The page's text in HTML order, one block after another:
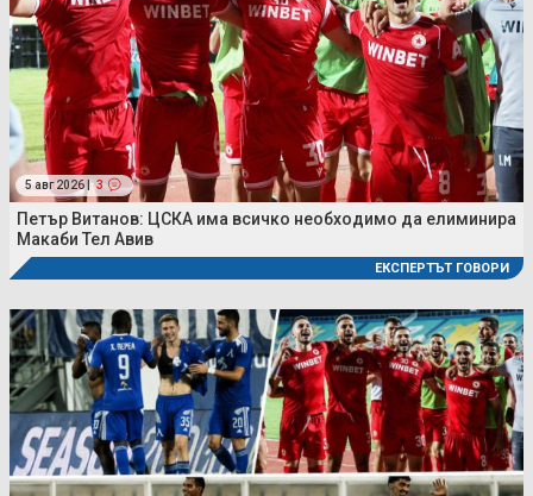
5 авг 2026 | 3
Петър Витанов: ЦСКА има всичко необходимо да елиминира
Макаби Тел Авив
ЕКСПЕРТЪТ ГОВОРИ